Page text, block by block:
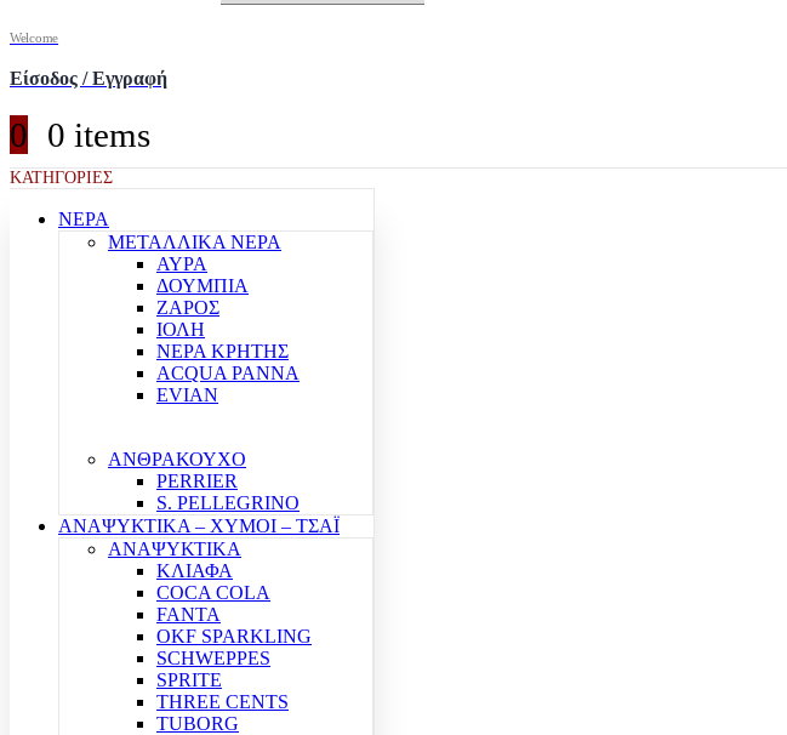
Welcome
Είσοδος / Εγγραφή
0 0 items
ΚΑΤΗΓΟΡΙΕΣ
ΝΕΡΑ
ΜΕΤΑΛΛΙΚΑ ΝΕΡΑ
ΑΥΡΑ
ΔΟΥΜΠΙΑ
ΖΑΡΟΣ
ΙΟΛΗ
ΝΕΡΑ ΚΡΗΤΗΣ
ACQUA PANNA
EVIAN
ΑΝΘΡΑΚΟΥΧΟ
PERRIER
S. PELLEGRINO
ΑΝΑΨΥΚΤΙΚΑ – ΧΥΜΟΙ – ΤΣΑΪ
ΑΝΑΨΥΚΤΙΚΑ
ΚΛΙΑΦΑ
COCA COLA
FANTA
OKF SPARKLING
SCHWEPPES
SPRITE
THREE CENTS
TUBORG